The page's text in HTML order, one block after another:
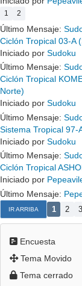
1 2
Último Mensaje:
Ciclón Tropical 03-A
Iniciado por Sudoku
Último Mensaje:
Ciclón Tropical
Norte)
Iniciado por Sudoku
Último Mensaje:
Sistema Tropical 97-
Iniciado por Sudoku
Último Mensaje:
Ciclón Tropical
Iniciado por
Último Mensaje:
IR ARRIBA 1 2 3
Encuesta
Tema Movido
Tema cerrado